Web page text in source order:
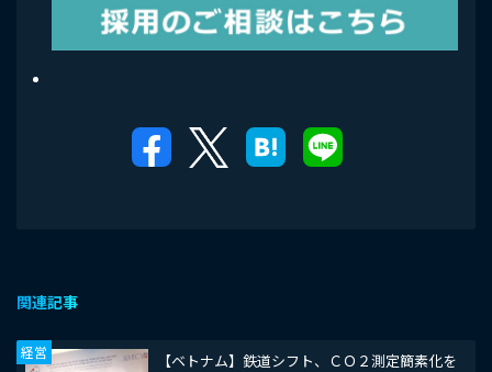
関連記事
【ベトナム】鉄道シフト、ＣＯ２測定簡素化を
経営